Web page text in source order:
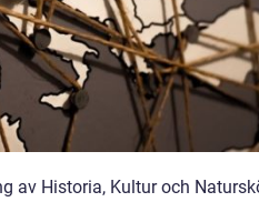
av Historia, Kultur och